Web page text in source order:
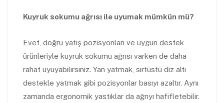
Kuyruk sokumu ağrısı ile uyumak mümkün mü?
Evet, doğru yatış pozisyonları ve uygun destek
ürünleriyle kuyruk sokumu ağrısı varken de daha
rahat uyuyabilirsiniz. Yan yatmak, sırtüstü diz altı
destekle yatmak gibi pozisyonlar basıyı azaltır. Aynı
zamanda ergonomik yastıklar da ağrıyı hafifletebilir.